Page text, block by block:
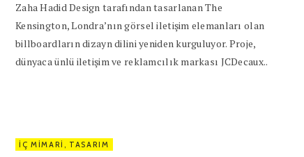
Zaha Hadid Design tarafından tasarlanan The
Kensington, Londra’nın görsel iletişim elemanları olan
billboardların dizayn dilini yeniden kurguluyor. Proje,
dünyaca ünlü iletişim ve reklamcılık markası JCDecaux..
İÇ MIMARI , TASARIM